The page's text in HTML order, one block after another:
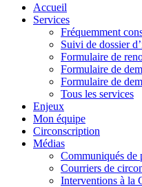
Accueil
Services
Fréquemment
Suivi de dossier
Formulaire de
Formulaire de
Formulaire de
Tous les services
Enjeux
Mon équipe
Circonscription
Médias
Communiqués de
Courriers de
Interventions à la